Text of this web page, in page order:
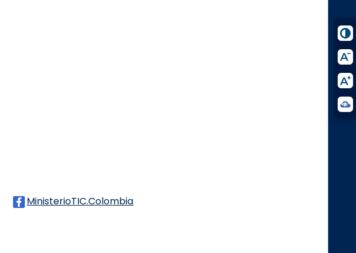
Logo Twitter
MinisterioTIC.Colombia